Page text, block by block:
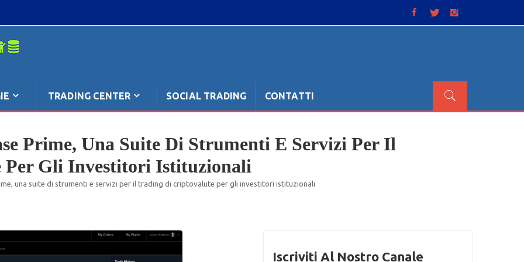
TRADING CENTER SOCIAL TRADING CONTATTI
Prime, Una Suite Di Strumenti E Servizi Per Il
Gli Investitori Istituzionali
una suite di strumenti e servizi per il trading di criptovalute per gli investitori istituzionali
Iscriviti Al Nostro Canale